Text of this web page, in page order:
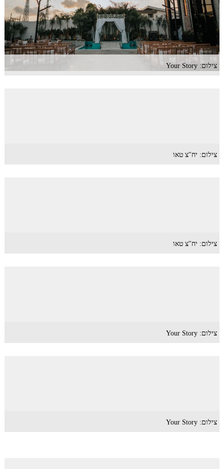
צילום: Your Story
צילום: יח"צ טאו
צילום: יח"צ טאו
צילום: Your Story
צילום: Your Story